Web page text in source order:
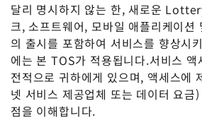
달리 명시하지 않는 한, 새로운
크, 소프트웨어, 모바일 애플리케이션
의 출시를 포함하여 서비스를 향상시
에는 본 TOS가 적용됩니다.서비스 액
전적으로 귀하에게 있으며, 액세스에
넷 서비스 제공업체 또는 데이터 요금
점을 이해합니다.